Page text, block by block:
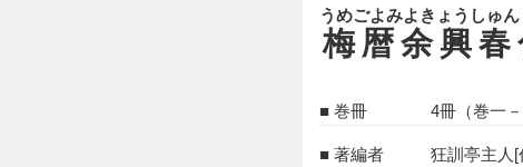
梅暦余興春
うめごよみよきょうしゅ
巻冊 4冊（巻一
著編者 狂訓亭主人[